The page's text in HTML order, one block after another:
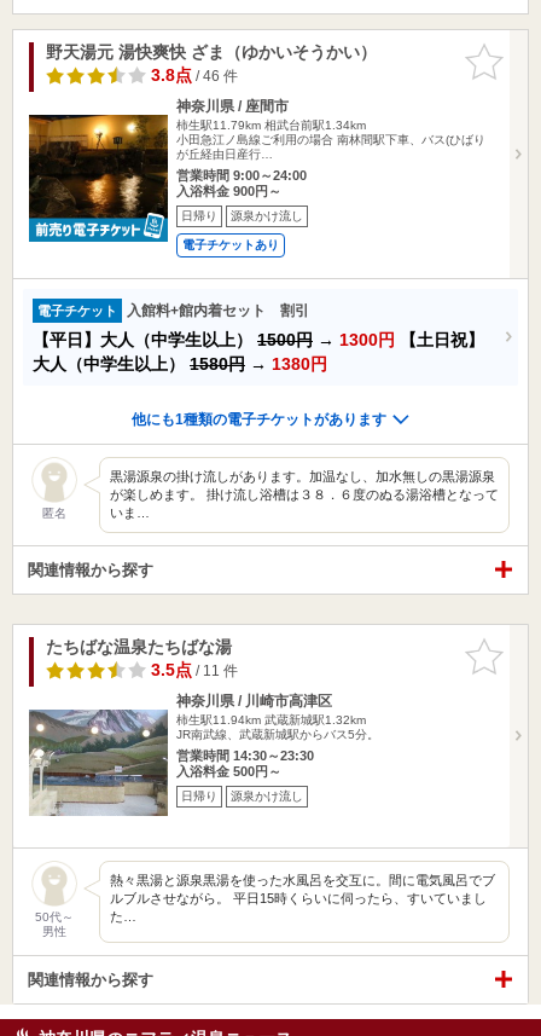
お気に入
りに追加
野天湯元 湯快爽快 ざま（ゆかいそうかい）
3.8点/ 46 件
神奈川県 / 座間市
柿生駅11.79km 相武台前駅1.34km
小田急江ノ島線ご利用の場合 南林間駅下車、バス(ひばり
が丘経由日産行…
営業時間 9:00～24:00
入浴料金 900円～
日帰り 源泉かけ流し
電子チケットあり
電子チケット 入館料+館内着セット 割引
【平日】大人（中学生以上） 1500円 → 1300円
【土日祝】
大人（中学生以上） 1580円 → 1380円
他にも1種類の電子チケットがあります
匿名
黒湯源泉の掛け流しがあります。加温なし、加水無しの黒湯源泉
が楽しめます。 掛け流し浴槽は３８．６度のぬる湯浴槽となって
いま…
関連情報から探す
お気に入
りに追加
たちばな温泉たちばな湯
3.5点/ 11 件
神奈川県 / 川崎市高津区
柿生駅11.94km 武蔵新城駅1.32km
JR南武線、武蔵新城駅からバス5分。
営業時間 14:30～23:30
入浴料金 500円～
日帰り 源泉かけ流し
50代～
男性
熱々黒湯と源泉黒湯を使った水風呂を交互に。間に電気風呂でブ
ルブルさせながら。 平日15時くらいに伺ったら、すいていまし
た…
関連情報から探す